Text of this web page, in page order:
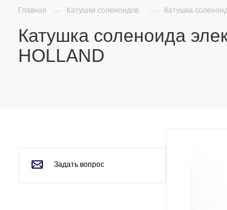
Главная — Катушки соленоидов — Катушка
Катушка соленоида
HOLLAND
Задать вопрос